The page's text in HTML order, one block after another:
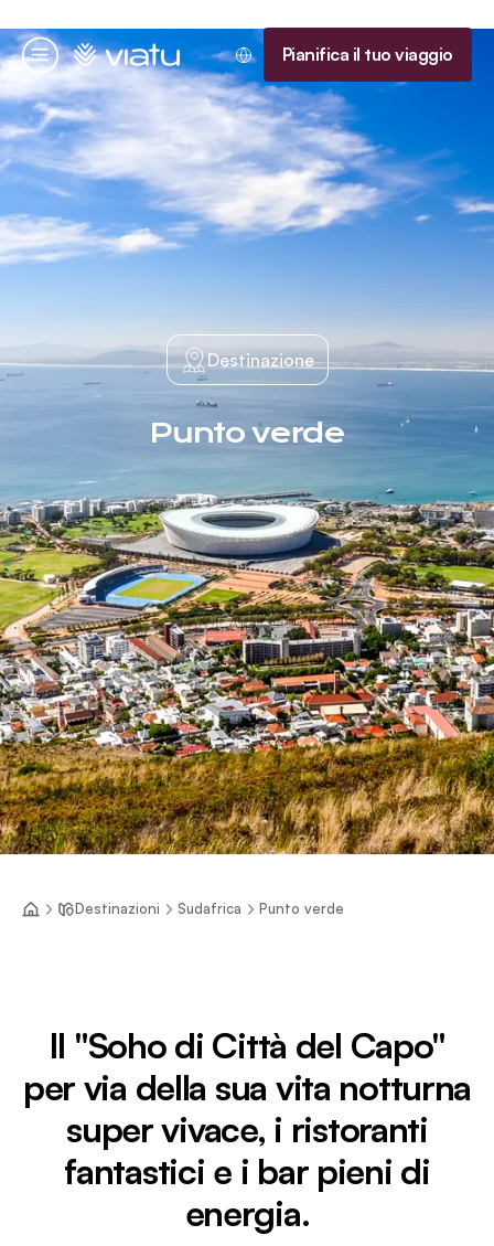
Menu
Homepage Pianifica il tuo viaggio
Destinazione
Punto verde
Destinazioni Sudafrica Punto verde
Il "Soho di Città del Capo"
per via della sua vita notturna
super vivace, i ristoranti
fantastici e i bar pieni di
energia.